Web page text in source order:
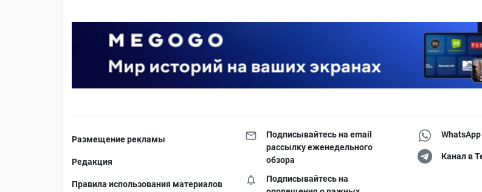
Размещение рекламы
Редакция
Правила использования материалов
Подписывайтесь на email
рассылку еженедельного
обзора
Подписывайтесь на
WhatsApp
Канал в